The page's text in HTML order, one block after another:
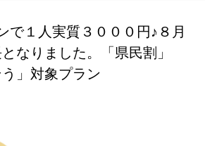
で１人実質３０００円♪８月
なりました。「県民割」
う」対象プラン